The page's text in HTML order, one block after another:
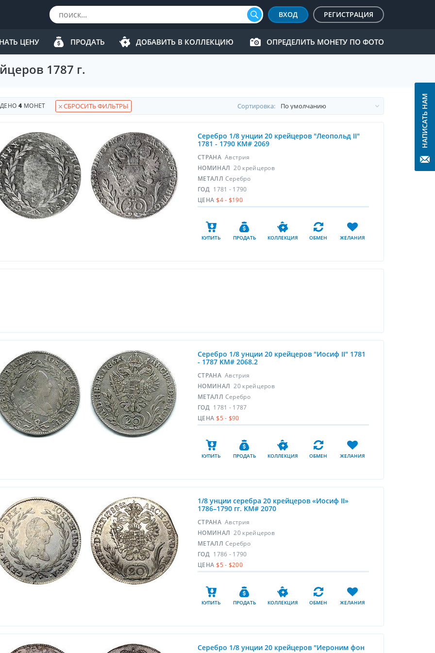
ВХОД РЕГИСТРАЦИЯ
ЦЕНУ ПРОДАТЬ ДОБАВИТЬ В КОЛЛЕКЦИЮ ОПРЕДЕЛИТЬ МОНЕТУ ПО ФОТО
1787 г.
4 МОНЕТ СБРОСИТЬ ФИЛЬТРЫ Cортировка:
Серебро 1/8 унции 20 крейцеров "Леопольд II"
1781 - 1790 KM# 2069
СТРАНА Австрия
НОМИНАЛ 20 крейцеров
МЕТАЛЛ Серебро
ГОД 1781 - 1790
ЦЕНА $4 - $190
КУПИТЬ ПРОДАТЬ КОЛЛЕКЦИЯ ОБМЕН ЖЕЛАНИЯ
Серебро 1/8 унции 20 крейцеров "Иосиф II" 1781
- 1787 KM# 2068.2
СТРАНА Австрия
НОМИНАЛ 20 крейцеров
МЕТАЛЛ Серебро
ГОД 1781 - 1787
ЦЕНА $5 - $90
КУПИТЬ ПРОДАТЬ КОЛЛЕКЦИЯ ОБМЕН ЖЕЛАНИЯ
1/8 унции серебра 20 крейцеров «Иосиф II»
1786–1790 гг. KM# 2070
СТРАНА Австрия
НОМИНАЛ 20 крейцеров
МЕТАЛЛ Серебро
ГОД 1786 - 1790
ЦЕНА $5 - $200
КУПИТЬ ПРОДАТЬ КОЛЛЕКЦИЯ ОБМЕН ЖЕЛАНИЯ
Серебро 1/8 унции 20 крейцеров "Иероним фон
НАПИСАТЬ НАМ